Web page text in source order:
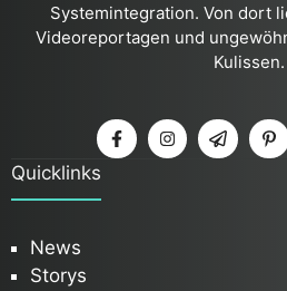
Systemintegration. Von dort
Videoreportagen und
Kulissen.
Quicklinks
News
Storys